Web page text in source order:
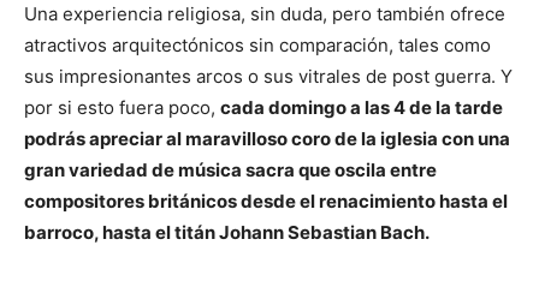
Una experiencia religiosa, sin duda, pero también ofrece
atractivos arquitectónicos sin comparación, tales como
sus impresionantes arcos o sus vitrales de post guerra. Y
por si esto fuera poco, cada domingo a las 4 de la tarde
podrás apreciar al maravilloso coro de la iglesia con una
gran variedad de música sacra que oscila entre
compositores británicos desde el renacimiento hasta el
barroco, hasta el titán Johann Sebastian Bach.